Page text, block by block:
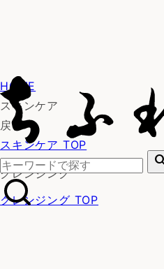
HOME
スキンケア
戻る
スキンケア TOP
クレンジング
クレンジング TOP